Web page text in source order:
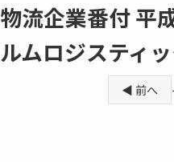
物流企業番付 平
ルムロジスティ
◀ 前へ